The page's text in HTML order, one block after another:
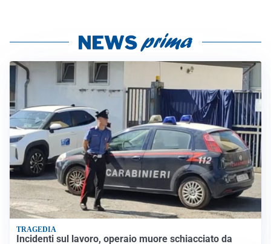
TRAGEDIA
Incidenti sul lavoro, operaio muore schiacciato da